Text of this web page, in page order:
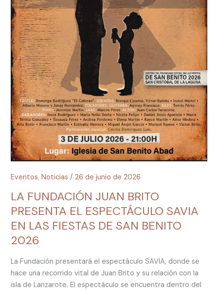
Eventos,Noticias /26 de junio de 2026
LA FUNDACIÓN JUAN BRITO
PRESENTA EL ESPECTÁCULO SAVIA
EN LAS FIESTAS DE SAN BENITO
2026
La Fundación presentará el espectáculo SAVIA, donde se
hace una recorrido vital de Juan Brito y su relación con la
isla de Lanzarote. El espectáculo se encuentra dentro del
FIESTAS
DE
SAN
BENITO
2026